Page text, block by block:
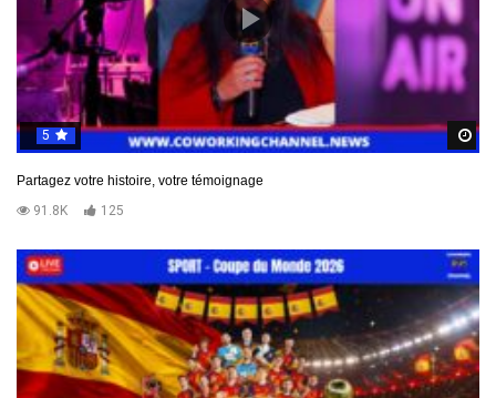
5
Partagez votre histoire, votre témoignage
91.8K
125